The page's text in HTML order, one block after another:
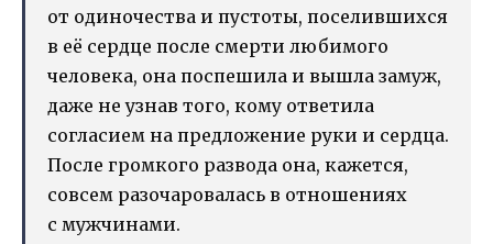
от одиночества и пустоты, поселившихся
в её сердце после смерти любимого
человека, она поспешила и вышла замуж,
даже не узнав того, кому ответила
согласием на предложение руки и сердца.
После громкого развода она, кажется,
совсем разочаровалась в отношениях
с мужчинами.